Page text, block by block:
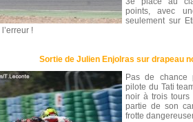
points, avec
seulement sur
!
Sortie de Julien Enjolras sur drapeau
Pas de chance
pilote du Tati
noir à trois tours
partie de son
frotte